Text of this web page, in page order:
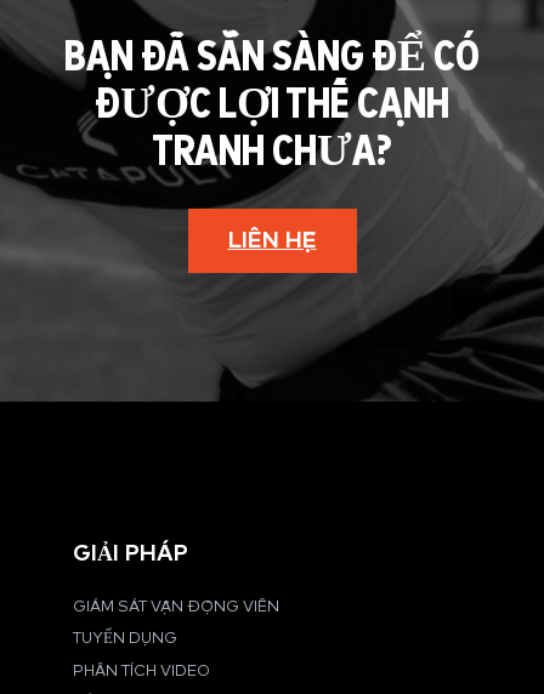
BẠN ĐÃ SẴN SÀNG ĐỂ CÓ
ĐƯỢC LỢI THẾ CẠNH
TRANH CHƯA?
LIÊN HỆ
GIẢI PHÁP
GIÁM SÁT VẬN ĐỘNG VIÊN
TUYỂN DỤNG
PHÂN TÍCH VIDEO